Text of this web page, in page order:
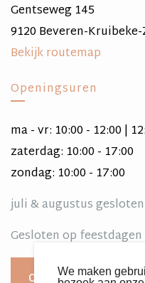
We maken
Gentseweg 145
9120 Beveren-
Bekijk routemap
Openingsuren
ma - vr: 10:00 - 12:00 |
zaterdag: 10:00 - 17:00
zondag: 10:00 - 17:00
juli & augustus
Gesloten op feestdagen
Offerte aanvragen